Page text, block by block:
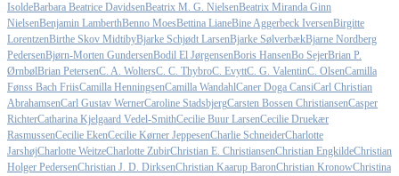
IsoldeBarbara Beatrice DavidsenBeatrix M. G. NielsenBeatrix Miranda Ginn
NielsenBenjamin LamberthBenno MoesBettina LianeBine Aggerbeck IversenBirgitte
LorentzenBirthe Skov MidtibyBjarke Schjødt LarsenBjarke SølverbækBjarne Nordberg
PedersenBjørn-Morten GundersenBodil El JørgensenBoris HansenBo SejerBrian P.
ØrnbølBrian PetersenC. A. WoltersC. C. ThybroC. EvyttC. G. ValentinC. OlsenCamilla
Fønss Bach FriisCamilla HenningsenCamilla WandahlCaner Doga CansiCarl Christian
AbrahamsenCarl Gustav WernerCaroline StadsbjergCarsten Bossen ChristiansenCasper
RichterCatharina Kjelgaard Vedel-SmithCecilie Buur LarsenCecilie Druekær
RasmussenCecilie EkenCecilie Kørner JeppesenCharlie SchneiderCharlotte
JarshøjCharlotte WeitzeCharlotte ZubirChristian E. ChristiansenChristian EngkildeChristian
Holger PedersenChristian J. D. DirksenChristian Kaarup BaronChristian KronowChristina